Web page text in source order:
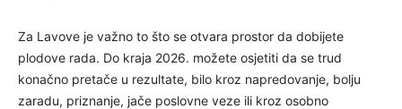
Za Lavove je važno to što se otvara prostor da dobijete
plodove rada. Do kraja 2026. možete osjetiti da se trud
konačno pretače u rezultate, bilo kroz napredovanje, bolju
zaradu, priznanje, jače poslovne veze ili kroz osobno